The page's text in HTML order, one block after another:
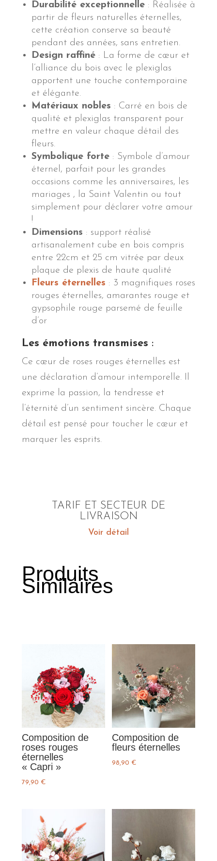
Durabilité exceptionnelle: Réalisée à
partir de fleurs naturelles éternelles,
cette création conserve sa beauté
pendant des années, sans entretien.
Design raffiné: La forme de cœur et
l’alliance du bois avec le plexiglas
apportent une touche contemporaine
et élégante.
Matériaux nobles : Carré en bois de
qualité et plexiglas transparent pour
mettre en valeur chaque détail des
fleurs.
Symbolique forte: Symbole d’amour
éternel, parfait pour les grandes
occasions comme les anniversaires, les
mariages , la Saint Valentin ou tout
simplement pour déclarer votre amour
!
Dimensions : support réalisé
artisanalement cube en bois compris
entre 22cm et 25 cm vitrée par deux
plaque de plexis de haute qualité
Fleurs éternelles : 3 magnifiques roses
rouges éternelles, amarantes rouge et
gypsophile rouge parsemé de feuille
d’or
Les émotions transmises :
Ce cœur de roses rouges éternelles est
une déclaration d’amour intemporelle. Il
exprime la passion, la tendresse et
l’éternité d’un sentiment sincère. Chaque
détail est pensé pour toucher le cœur et
marquer les esprits.
TARIF ET SECTEUR DE
LIVRAISON
Voir détail
Produits
Similaires
Composition de
roses rouges
éternelles
« Capri »
79,90 €
Composition de
fleurs éternelles
98,90 €